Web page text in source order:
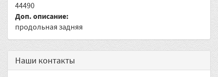
44490
Доп. описание:
продольная задняя
Наши контакты